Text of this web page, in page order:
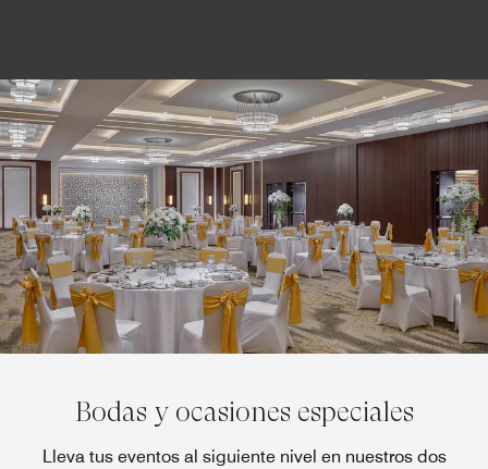
Bodas y ocasiones especiales
Lleva tus eventos al siguiente nivel en nuestros dos